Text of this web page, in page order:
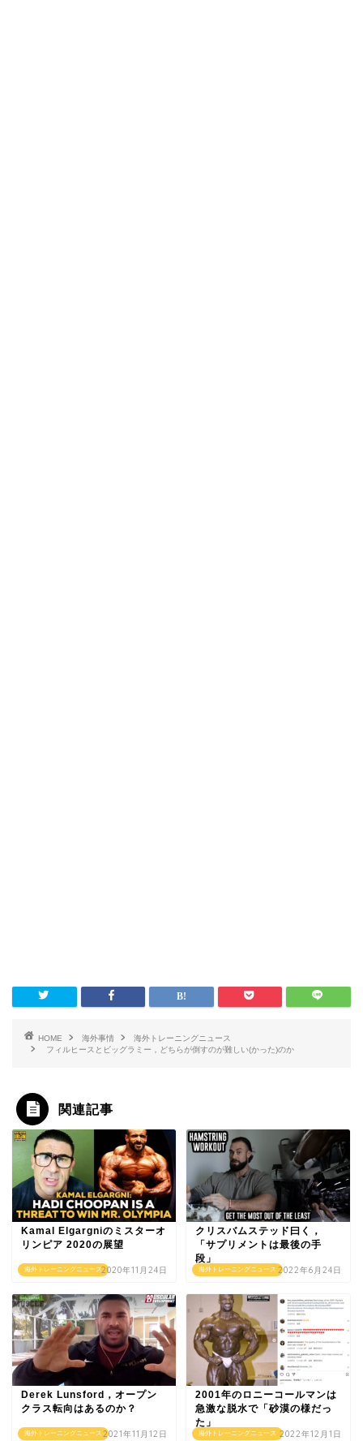
HOME 海外事情
海外トレーニングニュース
フィルヒースとビッグラミー，どちらが倒すのが難しい(かった)のか
関連記事
海外トレーニングニュース
Kamal Elgargniのミスターオ
リンピア 2020の展望
2020年11月24日 海外トレーニングニュース
クリスバムステッド曰く，
「サプリメントは最後の手
段」
2022年6月24日
海外トレーニングニュース
Derek Lunsford，オープン
クラス転向はあるのか？
2021年11月12日 海外トレーニングニュース
2001年のロニーコールマンは
急激な脱水で「砂漠の様だっ
た」
2022年12月1日